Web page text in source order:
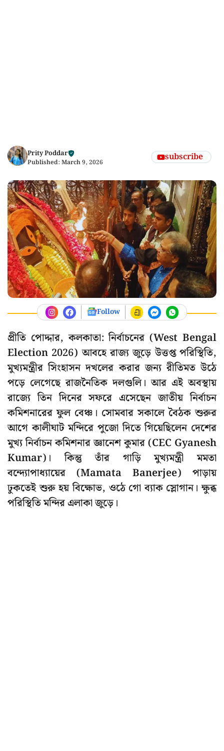
Prity Poddar
Published: March 9, 2026 subscribe
Follow
প্রীতি পোদ্দার, কলকাতা: নির্বাচনের (West Bengal
Election 2026) আবহে রাজ্য জুড়ে উত্তপ্ত পরিস্থিতি,
মুখ্যমন্ত্রীর সিংহাসন দখলের করার জন্য রীতিমত উঠে
পড়ে লেগেছে রাজনৈতিক দলগুলি। আর এই অবস্থায়
রাজ্যে তিন দিনের সফরে এসেছেন জাতীয় নির্বাচন
কমিশনারের ফুল বেঞ্চ। সোমবার সকালে বৈঠক শুরুর
আগে কালীঘাট মন্দিরে পুজো দিতে গিয়েছিলেন দেশের
মুখ্য নির্বাচন কমিশনার জ্ঞানেশ কুমার (CEC Gyanesh
Kumar)। কিন্তু তাঁর গাড়ি মুখ্যমন্ত্রী মমতা
বন্দ্যোপাধ্যায়ের (Mamata Banerjee) পাড়ায়
ঢুকতেই শুরু হয় বিক্ষোভ, ওঠে গো ব্যাক স্লোগান। ক্ষুব্ধ
পরিস্থিতি মন্দির এলাকা জুড়ে।